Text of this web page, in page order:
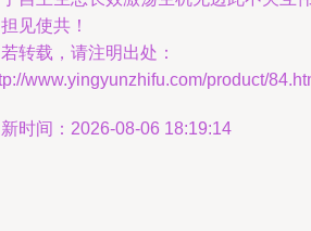
见使共！
转载，请注明出处：
www.yingyunzhifu.com/product/
时间：2026-08-06 18:19:14